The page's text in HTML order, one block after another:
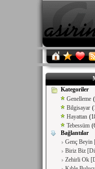
Kategoriler
Genelleme
Bilgisayar
Hayattan
Tebessüm
Bağlantılar
Genç Beyin
Biriz Biz
Zehirli Ok